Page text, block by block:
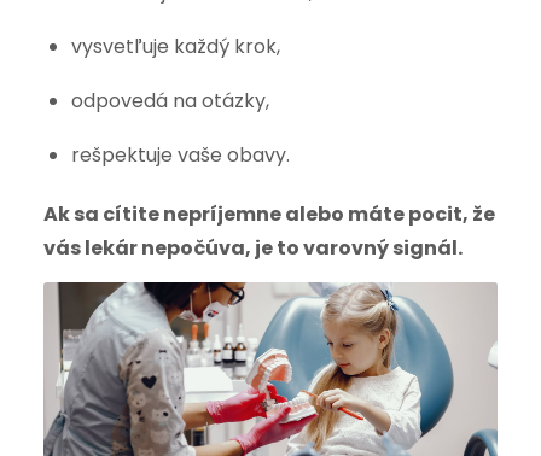
vysvetľuje každý krok,
odpovedá na otázky,
rešpektuje vaše obavy.
Ak sa cítite nepríjemne alebo máte pocit, že
vás lekár nepočúva, je to varovný signál.